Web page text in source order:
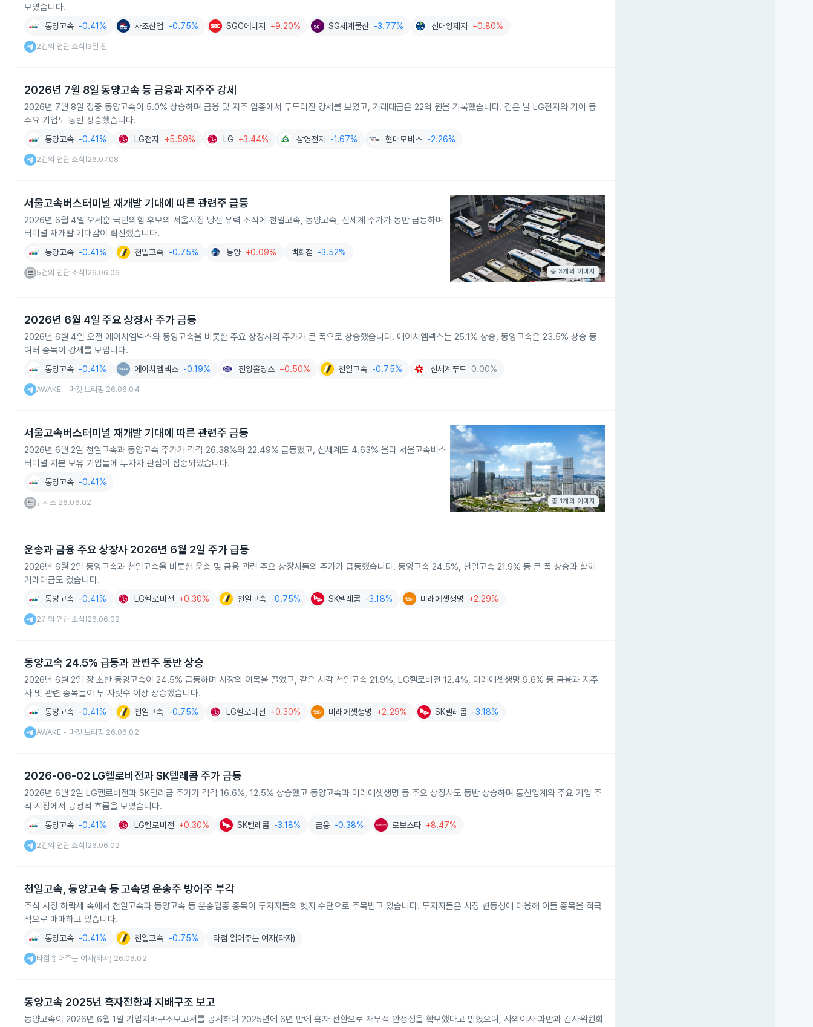
보였습니다.
동양고속 -0.41% 사조산업 -0.75% SGC에너지 +9.20% SG세계물산 -3.77% 신대양제지 +0.80%
2건의 연관 소식 3일 전
2026년 7월 8일 동양고속 등 금융과 지주주 강세
2026년 7월 8일 장중 동양고속이 5.0% 상승하며 금융 및 지주 업종에서 두드러진 강세를 보였고, 거래대금은 22억 원을 기록했습니다. 같은 날 LG전자와 기아 등
주요 기업도 동반 상승했습니다.
동양고속 -0.41% LG전자 +5.59% LG +3.44% 삼영전자 -1.67% 현대모비스 -2.26%
2건의 연관 소식 26.07.08
서울고속버스터미널 재개발 기대에 따른 관련주 급등
2026년 6월 4일 오세훈 국민의힘 후보의 서울시장 당선 유력 소식에 천일고속, 동양고속, 신세계 주가가 동반 급등하며
터미널 재개발 기대감이 확산했습니다.
동양고속 -0.41% 천일고속 -0.75% 동양 +0.09% 백화점 -3.52%
5건의 연관 소식 26.06.06 총 3개의 이미지
2026년 6월 4일 주요 상장사 주가 급등
2026년 6월 4일 오전 에이치엠넥스와 동양고속을 비롯한 주요 상장사의 주가가 큰 폭으로 상승했습니다. 에이치엠넥스는 25.1% 상승, 동양고속은 23.5% 상승 등
여러 종목이 강세를 보입니다.
동양고속 -0.41% 에이치엠넥스 -0.19% 진양홀딩스 +0.50% 천일고속 -0.75% 신세계푸드 0.00%
AWAKE - 마켓 브리핑 26.06.04
서울고속버스터미널 재개발 기대에 따른 관련주 급등
2026년 6월 2일 천일고속과 동양고속 주가가 각각 26.38%와 22.49% 급등했고, 신세계도 4.63% 올라 서울고속버스
터미널 지분 보유 기업들에 투자자 관심이 집중되었습니다.
동양고속 -0.41%
뉴시스 26.06.02 총 1개의 이미지
운송과 금융 주요 상장사 2026년 6월 2일 주가 급등
2026년 6월 2일 동양고속과 천일고속을 비롯한 운송 및 금융 관련 주요 상장사들의 주가가 급등했습니다. 동양고속 24.5%, 천일고속 21.9% 등 큰 폭 상승과 함께
거래대금도 컸습니다.
동양고속 -0.41% LG헬로비전 +0.30% 천일고속 -0.75% SK텔레콤 -3.18% 미래에셋생명 +2.29%
2건의 연관 소식 26.06.02
동양고속 24.5% 급등과 관련주 동반 상승
2026년 6월 2일 장 초반 동양고속이 24.5% 급등하며 시장의 이목을 끌었고, 같은 시각 천일고속 21.9%, LG헬로비전 12.4%, 미래에셋생명 9.6% 등 금융과 지주
사 및 관련 종목들이 두 자릿수 이상 상승했습니다.
동양고속 -0.41% 천일고속 -0.75% LG헬로비전 +0.30% 미래에셋생명 +2.29% SK텔레콤 -3.18%
AWAKE - 마켓 브리핑 26.06.02
2026-06-02 LG헬로비전과 SK텔레콤 주가 급등
2026년 6월 2일 LG헬로비전과 SK텔레콤 주가가 각각 16.6%, 12.5% 상승했고 동양고속과 미래에셋생명 등 주요 상장사도 동반 상승하며 통신업계와 주요 기업 주
식 시장에서 긍정적 흐름을 보였습니다.
동양고속 -0.41% LG헬로비전 +0.30% SK텔레콤 -3.18% 금융 -0.38% 로보스타 +8.47%
2건의 연관 소식 26.06.02
천일고속, 동양고속 등 고속명 운송주 방어주 부각
주식 시장 하락세 속에서 천일고속과 동양고속 등 운송업종 종목이 투자자들의 헷지 수단으로 주목받고 있습니다. 투자자들은 시장 변동성에 대응해 이들 종목을 적극
적으로 매매하고 있습니다.
동양고속 -0.41% 천일고속 -0.75% 타점 읽어주는 여자(타자)
타점 읽어주는 여자(타자) 26.06.02
동양고속 2025년 흑자전환과 지배구조 보고
동양고속이 2026년 6월 1일 기업지배구조보고서를 공시하며 2025년에 6년 만에 흑자 전환으로 재무적 안정성을 확보했다고 밝혔으며, 사외이사 과반과 감사위원회